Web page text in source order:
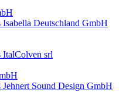
Isabella Deutschland GmbH
ItalColven srl
Jehnert Sound Design GmbH